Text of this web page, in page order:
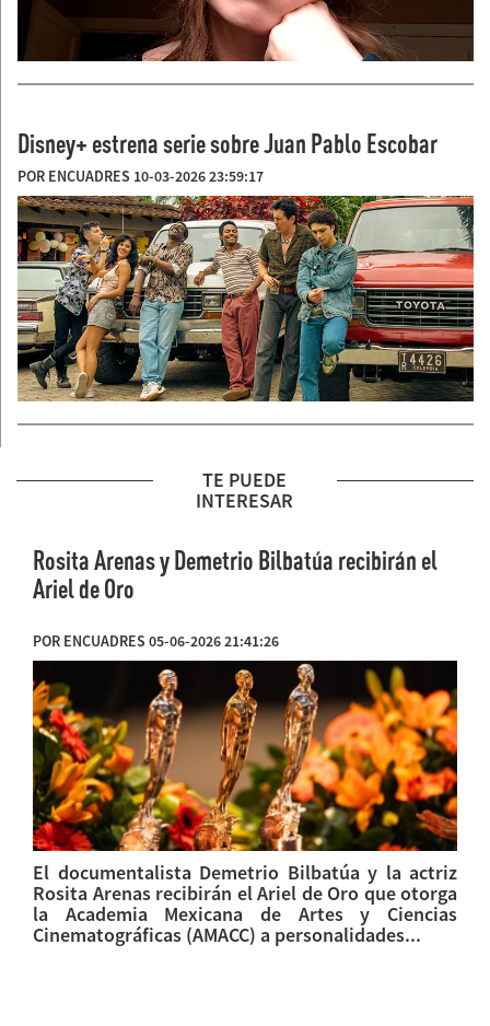
Disney+ estrena serie sobre Juan Pablo Escobar
POR ENCUADRES 10-03-2026 23:59:17
TE PUEDE
INTERESAR
Rosita Arenas y Demetrio Bilbatúa recibirán el
Ariel de Oro
POR ENCUADRES 05-06-2026 21:41:26
El documentalista Demetrio Bilbatúa y la actriz
Rosita Arenas recibirán el Ariel de Oro que otorga
la Academia Mexicana de Artes y Ciencias
Cinematográficas (AMACC) a personalidades...